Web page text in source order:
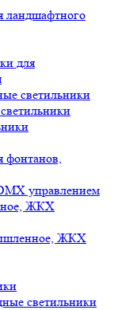
ландшафтного
для
светильники
фонтанов,
управлением
ЖКХ
ЖКХ
светильники